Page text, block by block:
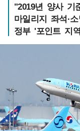
"2019년 양사 기
마일리지 좌석·
정부 '포인트 지